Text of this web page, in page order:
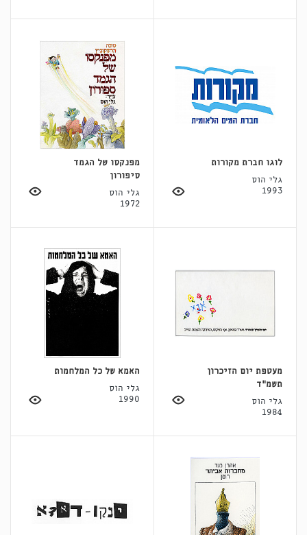
לוגו חברת מקורות
גלי הוס
1993
מפנקסו של הגמד
סיפורון
גלי הוס
1972
מעטפת יום הזיכרון
תשמ"ד
גלי הוס
1984
האמא של כל המלחמות
גלי הוס
1990